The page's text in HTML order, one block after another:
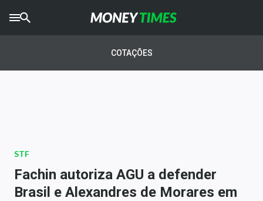
AGROTIMES
Newsletters
Money Trader
COTAÇÕES
STF
Fachin autoriza AGU a defender
Brasil e Alexandres de Morares em